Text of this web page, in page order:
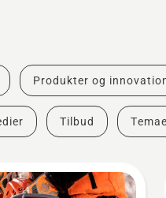
Produkter og
Tilbud